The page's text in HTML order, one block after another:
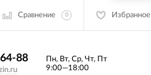
Сравнение 0 Избранное
88
Пн, Вт, Ср, Чт, Пт
9:00—18:00